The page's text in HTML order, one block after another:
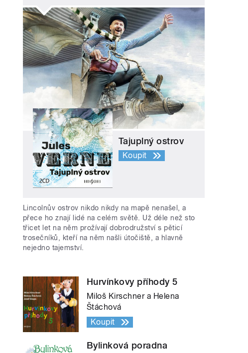
Tajuplný ostrov
Koupit
Lincolnův ostrov nikdo nikdy na mapě nenašel, a
přece ho znají lidé na celém světě. Už déle než sto
třicet let na něm prožívají dobrodružství s pěticí
trosečníků, kteří na něm našli útočiště, a hlavně
nejedno tajemství.
Hurvínkovy příhody 5
Miloš Kirschner a Helena
Štáchová
Koupit
Bylinková poradna